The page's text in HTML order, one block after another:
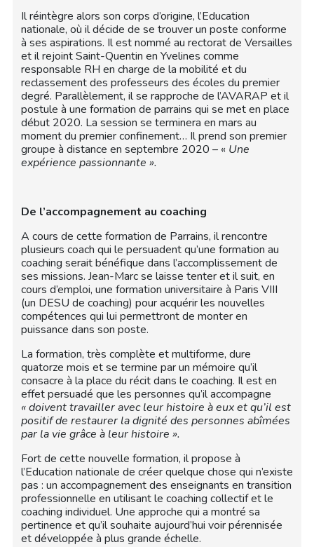
Il réintègre alors son corps d’origine, l’Education
nationale, où il décide de se trouver un poste conforme
à ses aspirations. Il est nommé au rectorat de Versailles
et il rejoint Saint-Quentin en Yvelines comme
responsable RH en charge de la mobilité et du
reclassement des professeurs des écoles du premier
degré. Parallèlement, il se rapproche de l’AVARAP et il
postule à une formation de parrains qui se met en place
début 2020. La session se terminera en mars au
moment du premier confinement… Il prend son premier
groupe à distance en septembre 2020 – « Une
expérience passionnante ».
De l’accompagnement au coaching
A cours de cette formation de Parrains, il rencontre
plusieurs coach qui le persuadent qu’une formation au
coaching serait bénéfique dans l’accomplissement de
ses missions. Jean-Marc se laisse tenter et il suit, en
cours d’emploi, une formation universitaire à Paris VIII
(un DESU de coaching) pour acquérir les nouvelles
compétences qui lui permettront de monter en
puissance dans son poste.
La formation, très complète et multiforme, dure
quatorze mois et se termine par un mémoire qu’il
consacre à la place du récit dans le coaching. Il est en
effet persuadé que les personnes qu’il accompagne
« doivent travailler avec leur histoire à eux et qu’il est
positif de restaurer la dignité des personnes abîmées
par la vie grâce à leur histoire ».
Fort de cette nouvelle formation, il propose à
l’Education nationale de créer quelque chose qui n’existe
pas : un accompagnement des enseignants en transition
professionnelle en utilisant le coaching collectif et le
coaching individuel. Une approche qui a montré sa
pertinence et qu’il souhaite aujourd’hui voir pérennisée
et développée à plus grande échelle.